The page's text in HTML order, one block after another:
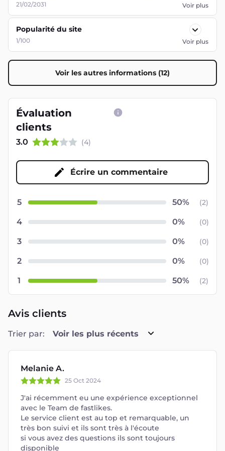
21/02/2031 Voir plus
Popularité du site
1/100 Voir plus
Voir les autres informations (12)
Évaluation
clients
3.0 (4)
Écrire un commentaire
5 (2)
4 (0)
3 (0)
2 (0)
1 (2)
Avis clients
Trier par: Voir les plus récents
Melanie A.
25 Oct 2024
J'ai récemment eu une expérience exceptionnel
avec le Team de fastlikes.
Le service client est au top et remarquable, un
très bon suivi et ils sont très à l'écoute
si vous avez des questions ils sont toujours
disponible